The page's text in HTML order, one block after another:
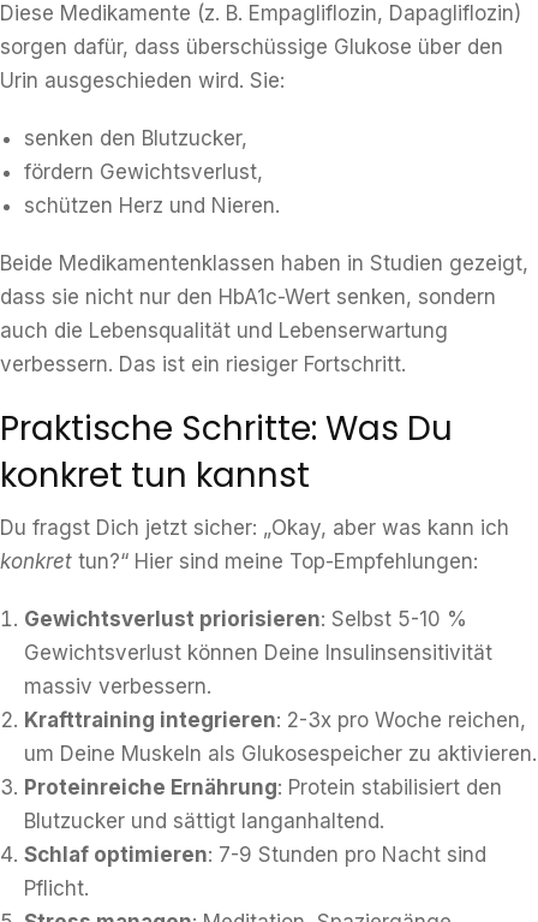
Diese Medikamente (z. B. Empagliflozin, Dapagliflozin)
sorgen dafür, dass überschüssige Glukose über den
Urin ausgeschieden wird. Sie:
senken den Blutzucker,
fördern Gewichtsverlust,
schützen Herz und Nieren.
Beide Medikamentenklassen haben in Studien gezeigt,
dass sie nicht nur den HbA1c-Wert senken, sondern
auch die Lebensqualität und Lebenserwartung
verbessern. Das ist ein riesiger Fortschritt.
Praktische Schritte: Was Du
konkret tun kannst
Du fragst Dich jetzt sicher: „Okay, aber was kann ich
konkret tun?“ Hier sind meine Top-Empfehlungen:
Gewichtsverlust priorisieren: Selbst 5-10 %
Gewichtsverlust können Deine Insulinsensitivität
massiv verbessern.
Krafttraining integrieren: 2-3x pro Woche reichen,
um Deine Muskeln als Glukosespeicher zu aktivieren.
Proteinreiche Ernährung: Protein stabilisiert den
Blutzucker und sättigt langanhaltend.
Schlaf optimieren: 7-9 Stunden pro Nacht sind
Pflicht.